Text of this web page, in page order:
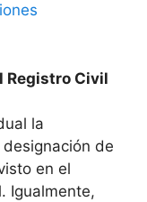
Registro Civil
la
de
en el
Igualmente,